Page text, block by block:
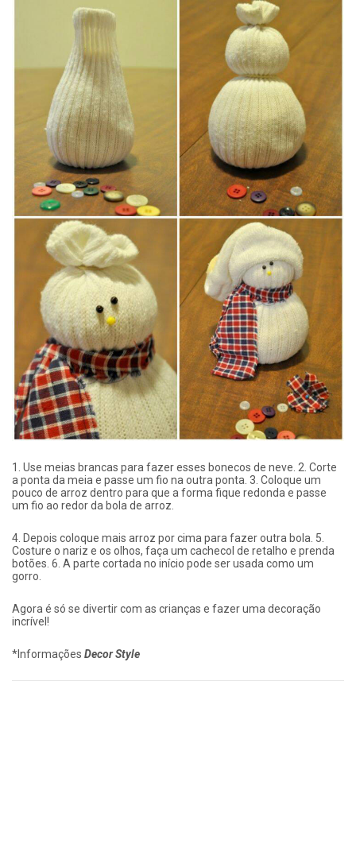
1. Use meias brancas para fazer esses bonecos de neve. 2. Corte
a ponta da meia e passe um fio na outra ponta. 3. Coloque um
pouco de arroz dentro para que a forma fique redonda e passe
um fio ao redor da bola de arroz.
4. Depois coloque mais arroz por cima para fazer outra bola. 5.
Costure o nariz e os olhos, faça um cachecol de retalho e prenda
botões. 6. A parte cortada no início pode ser usada como um
gorro.
Agora é só se divertir com as crianças e fazer uma decoração
incrível!
*Informações Decor Style